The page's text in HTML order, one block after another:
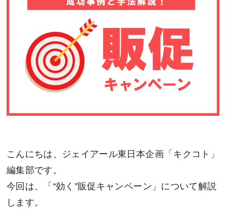
こんにちは、ジェイアール東日本企画「キクコト」
編集部です。
今回は、「“効く”販促キャンペーン」について解説
します。